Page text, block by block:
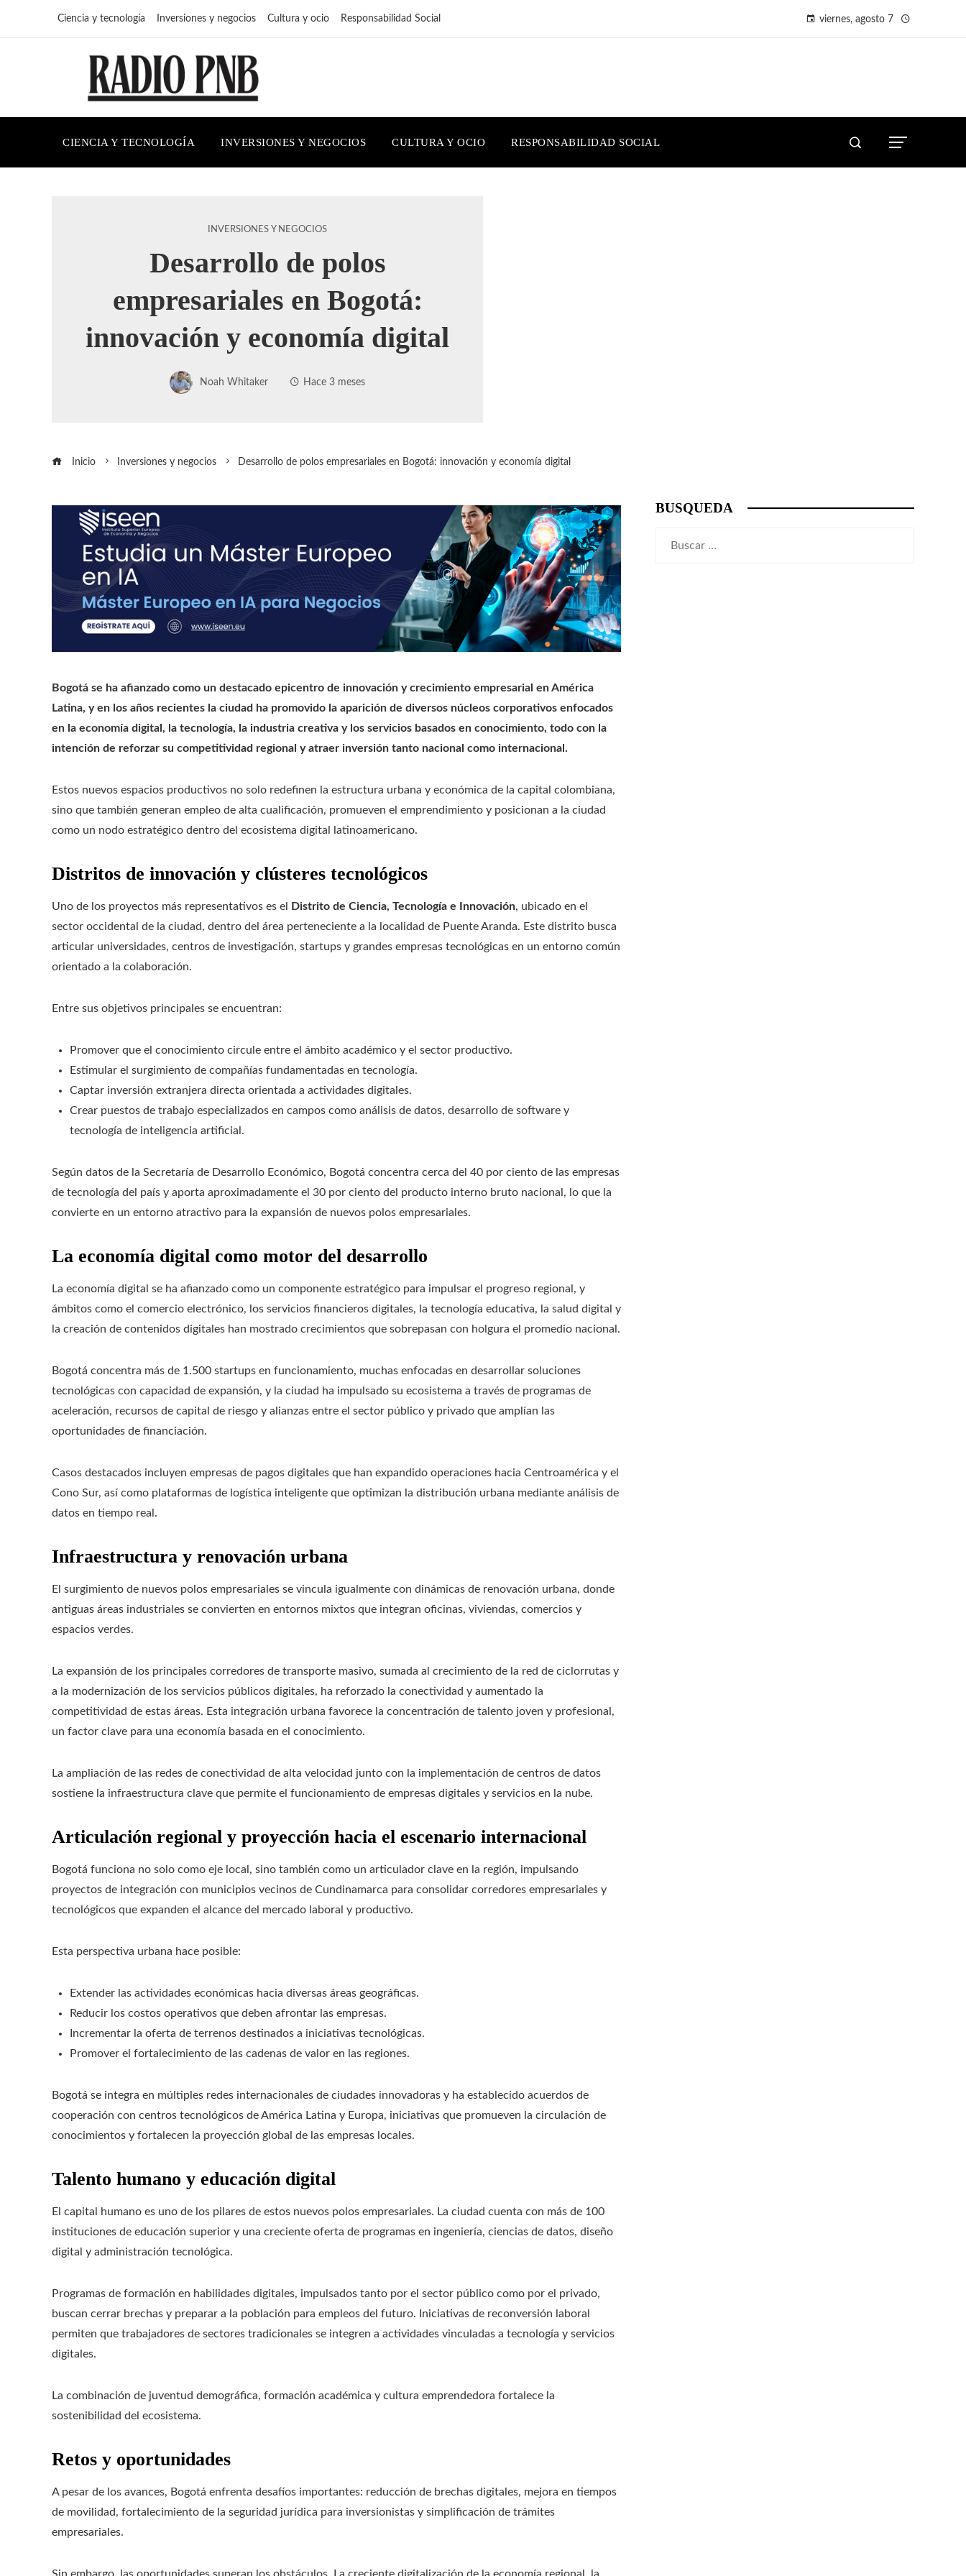
Ciencia y tecnología Inversiones y negocios Cultura y ocio Responsabilidad Social viernes, agosto 7
CIENCIA Y TECNOLOGÍA INVERSIONES Y NEGOCIOS CULTURA Y OCIO RESPONSABILIDAD SOCIAL
INVERSIONES Y NEGOCIOS
Desarrollo de polos
empresariales en Bogotá:
innovación y economía digital
Noah Whitaker Hace 3 meses
Inicio Inversiones y negocios Desarrollo de polos empresariales en Bogotá: innovación y economía digital
Bogotá se ha afianzado como un destacado epicentro de innovación y crecimiento empresarial en América
Latina, y en los años recientes la ciudad ha promovido la aparición de diversos núcleos corporativos enfocados
en la economía digital, la tecnología, la industria creativa y los servicios basados en conocimiento, todo con la
intención de reforzar su competitividad regional y atraer inversión tanto nacional como internacional.
Estos nuevos espacios productivos no solo redefinen la estructura urbana y económica de la capital colombiana,
sino que también generan empleo de alta cualificación, promueven el emprendimiento y posicionan a la ciudad
como un nodo estratégico dentro del ecosistema digital latinoamericano.
Distritos de innovación y clústeres tecnológicos
Uno de los proyectos más representativos es el Distrito de Ciencia, Tecnología e Innovación, ubicado en el
sector occidental de la ciudad, dentro del área perteneciente a la localidad de Puente Aranda. Este distrito busca
articular universidades, centros de investigación, startups y grandes empresas tecnológicas en un entorno común
orientado a la colaboración.
Entre sus objetivos principales se encuentran:
Promover que el conocimiento circule entre el ámbito académico y el sector productivo.
Estimular el surgimiento de compañías fundamentadas en tecnología.
Captar inversión extranjera directa orientada a actividades digitales.
Crear puestos de trabajo especializados en campos como análisis de datos, desarrollo de software y
tecnología de inteligencia artificial.
Según datos de la Secretaría de Desarrollo Económico, Bogotá concentra cerca del 40 por ciento de las empresas
de tecnología del país y aporta aproximadamente el 30 por ciento del producto interno bruto nacional, lo que la
convierte en un entorno atractivo para la expansión de nuevos polos empresariales.
La economía digital como motor del desarrollo
La economía digital se ha afianzado como un componente estratégico para impulsar el progreso regional, y
ámbitos como el comercio electrónico, los servicios financieros digitales, la tecnología educativa, la salud digital y
la creación de contenidos digitales han mostrado crecimientos que sobrepasan con holgura el promedio nacional.
Bogotá concentra más de 1.500 startups en funcionamiento, muchas enfocadas en desarrollar soluciones
tecnológicas con capacidad de expansión, y la ciudad ha impulsado su ecosistema a través de programas de
aceleración, recursos de capital de riesgo y alianzas entre el sector público y privado que amplían las
oportunidades de financiación.
Casos destacados incluyen empresas de pagos digitales que han expandido operaciones hacia Centroamérica y el
Cono Sur, así como plataformas de logística inteligente que optimizan la distribución urbana mediante análisis de
datos en tiempo real.
Infraestructura y renovación urbana
El surgimiento de nuevos polos empresariales se vincula igualmente con dinámicas de renovación urbana, donde
antiguas áreas industriales se convierten en entornos mixtos que integran oficinas, viviendas, comercios y
espacios verdes.
La expansión de los principales corredores de transporte masivo, sumada al crecimiento de la red de ciclorrutas y
a la modernización de los servicios públicos digitales, ha reforzado la conectividad y aumentado la
competitividad de estas áreas. Esta integración urbana favorece la concentración de talento joven y profesional,
un factor clave para una economía basada en el conocimiento.
La ampliación de las redes de conectividad de alta velocidad junto con la implementación de centros de datos
sostiene la infraestructura clave que permite el funcionamiento de empresas digitales y servicios en la nube.
Articulación regional y proyección hacia el escenario internacional
Bogotá funciona no solo como eje local, sino también como un articulador clave en la región, impulsando
proyectos de integración con municipios vecinos de Cundinamarca para consolidar corredores empresariales y
tecnológicos que expanden el alcance del mercado laboral y productivo.
Esta perspectiva urbana hace posible:
Extender las actividades económicas hacia diversas áreas geográficas.
Reducir los costos operativos que deben afrontar las empresas.
Incrementar la oferta de terrenos destinados a iniciativas tecnológicas.
Promover el fortalecimiento de las cadenas de valor en las regiones.
Bogotá se integra en múltiples redes internacionales de ciudades innovadoras y ha establecido acuerdos de
cooperación con centros tecnológicos de América Latina y Europa, iniciativas que promueven la circulación de
conocimientos y fortalecen la proyección global de las empresas locales.
Talento humano y educación digital
El capital humano es uno de los pilares de estos nuevos polos empresariales. La ciudad cuenta con más de 100
instituciones de educación superior y una creciente oferta de programas en ingeniería, ciencias de datos, diseño
digital y administración tecnológica.
Programas de formación en habilidades digitales, impulsados tanto por el sector público como por el privado,
buscan cerrar brechas y preparar a la población para empleos del futuro. Iniciativas de reconversión laboral
permiten que trabajadores de sectores tradicionales se integren a actividades vinculadas a tecnología y servicios
digitales.
La combinación de juventud demográfica, formación académica y cultura emprendedora fortalece la
sostenibilidad del ecosistema.
Retos y oportunidades
A pesar de los avances, Bogotá enfrenta desafíos importantes: reducción de brechas digitales, mejora en tiempos
de movilidad, fortalecimiento de la seguridad jurídica para inversionistas y simplificación de trámites
empresariales.
BUSQUEDA